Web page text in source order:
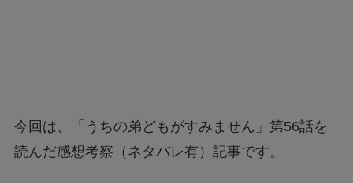
今回は、「うちの弟どもがすみません」第56話を
読んだ感想考察（ネタバレ有）記事です。